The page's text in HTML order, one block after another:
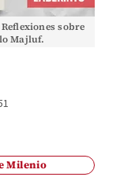
sobre
Majluf.
Milenio